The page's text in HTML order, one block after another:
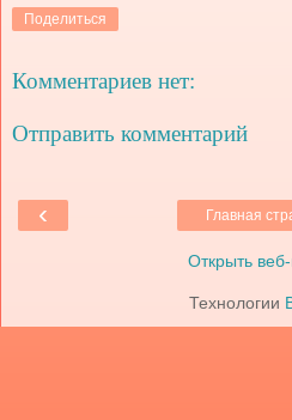
Поделиться
Комментариев нет:
Отправить комментарий
‹ Главная
Открыть
Технологии